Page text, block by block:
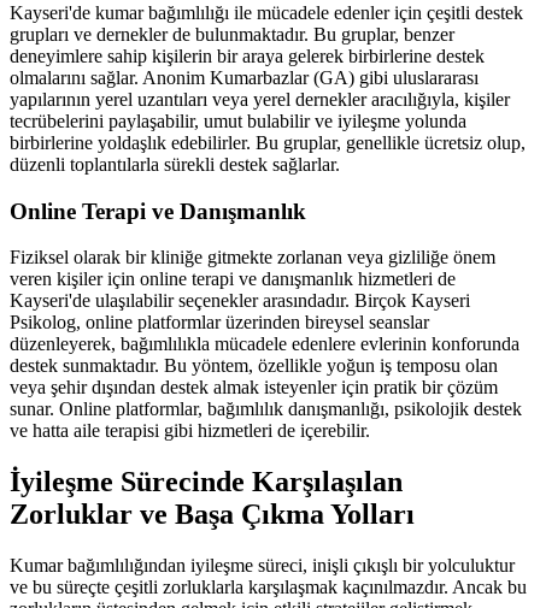
Kayseri'de kumar bağımlılığı ile mücadele edenler için çeşitli destek
grupları ve dernekler de bulunmaktadır. Bu gruplar, benzer
deneyimlere sahip kişilerin bir araya gelerek birbirlerine destek
olmalarını sağlar. Anonim Kumarbazlar (GA) gibi uluslararası
yapılarının yerel uzantıları veya yerel dernekler aracılığıyla, kişiler
tecrübelerini paylaşabilir, umut bulabilir ve iyileşme yolunda
birbirlerine yoldaşlık edebilirler. Bu gruplar, genellikle ücretsiz olup,
düzenli toplantılarla sürekli destek sağlarlar.
Online Terapi ve Danışmanlık
Fiziksel olarak bir kliniğe gitmekte zorlanan veya gizliliğe önem
veren kişiler için online terapi ve danışmanlık hizmetleri de
Kayseri'de ulaşılabilir seçenekler arasındadır. Birçok Kayseri
Psikolog, online platformlar üzerinden bireysel seanslar
düzenleyerek, bağımlılıkla mücadele edenlere evlerinin konforunda
destek sunmaktadır. Bu yöntem, özellikle yoğun iş temposu olan
veya şehir dışından destek almak isteyenler için pratik bir çözüm
sunar. Online platformlar, bağımlılık danışmanlığı, psikolojik destek
ve hatta aile terapisi gibi hizmetleri de içerebilir.
İyileşme Sürecinde Karşılaşılan
Zorluklar ve Başa Çıkma Yolları
Kumar bağımlılığından iyileşme süreci, inişli çıkışlı bir yolculuktur
ve bu süreçte çeşitli zorluklarla karşılaşmak kaçınılmazdır. Ancak bu